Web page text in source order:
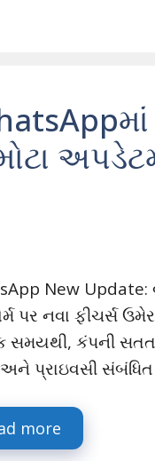
New
પર નવા ફીચર્સ
સમયથી, કંપની સતત
અને પ્રાઇવસી
more